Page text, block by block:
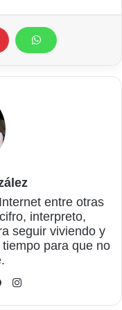
entre otras
interpreto,
seguir viviendo y
para que no
Pinterest